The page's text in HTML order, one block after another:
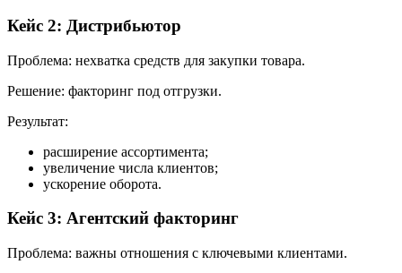
Кейс 2: Дистрибьютор
Проблема: нехватка средств для закупки товара.
Решение: факторинг под отгрузки.
Результат:
расширение ассортимента;
увеличение числа клиентов;
ускорение оборота.
Кейс 3: Агентский факторинг
Проблема: важны отношения с ключевыми клиентами.